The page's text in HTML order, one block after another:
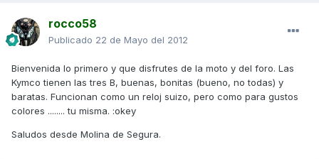
rocco58
Publicado 22 de Mayo del 2012
Bienvenida lo primero y que disfrutes de la moto y del foro. Las
Kymco tienen las tres B, buenas, bonitas (bueno, no todas) y
baratas. Funcionan como un reloj suizo, pero como para gustos
colores ........ tu misma. :okey
Saludos desde Molina de Segura.